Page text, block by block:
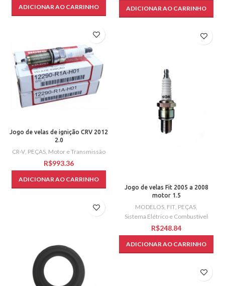
ADICIONAR AO CARRINHO ADICIONAR AO CARRINHO
Jogo de velas de ignição CRV 2012
2.0
CR-V, PEÇAS, Motor e Transmissão
R$
ADICIONAR AO CARRINHO
Jogo de velas Fit 2005 a 2008
motor 1.5
MODELOS, FIT, PEÇAS,
Sistema Elétrico e Combustível
R$
ADICIONAR AO CARRINHO